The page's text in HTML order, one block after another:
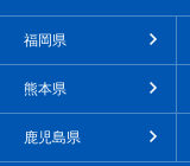
福岡県
熊本県
鹿児島県